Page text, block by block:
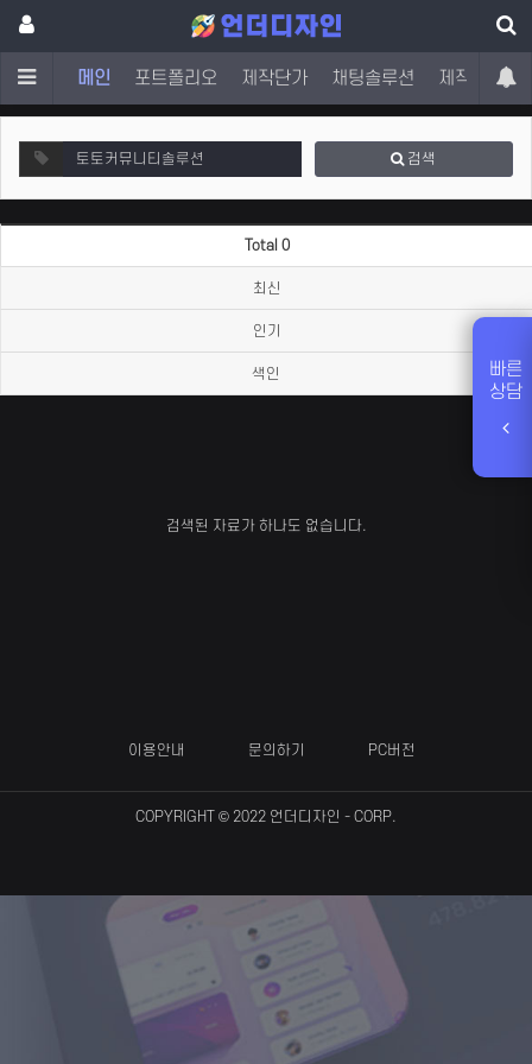
메인 포트폴리오 제작단가 채팅솔루션 제작문의
검색
Total 0
최신
인기
색인
검색된 자료가 하나도 없습니다.
이용안내 문의하기 PC버전
COPYRIGHT © 2022 언더디자인 - CORP.
빠른
상담